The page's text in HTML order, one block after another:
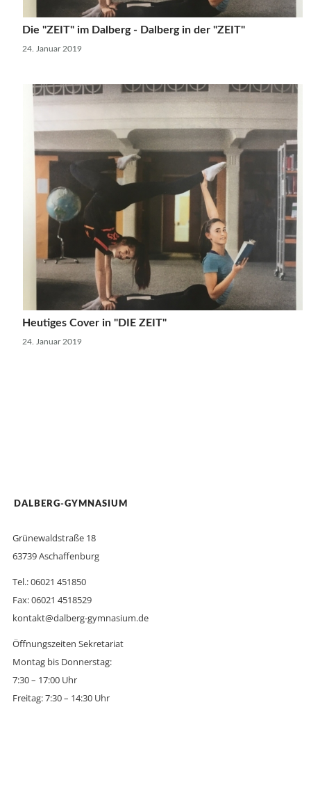
Die "ZEIT" im Dalberg - Dalberg in der "ZEIT"
24. Januar 2019
Heutiges Cover in "DIE ZEIT"
24. Januar 2019
DALBERG-GYMNASIUM
Grünewaldstraße 18
63739 Aschaffenburg
Tel.: 06021 451850
Fax: 06021 4518529
kontakt@dalberg-gymnasium.de
Öffnungszeiten Sekretariat
Montag bis Donnerstag:
7:30 – 17:00 Uhr
Freitag: 7:30 – 14:30 Uhr